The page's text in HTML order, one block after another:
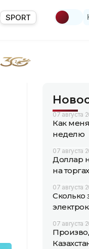
SPORT
07 августа
Как
неделю
07 августа
Доллар
на торгах
07 августа
Сколько
07 августа